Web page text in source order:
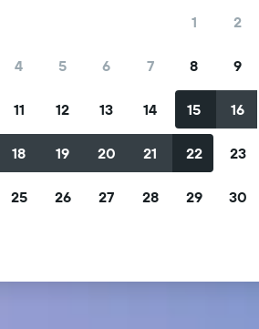
1 2
4 5 6 7 8 9
11 12 13 14 15 16
18 19 20 21 22 23
25 26 27 28 29 30